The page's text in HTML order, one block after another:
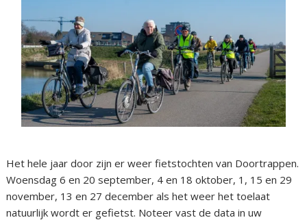
Het hele jaar door zijn er weer fietstochten van Doortrappen.
Woensdag 6 en 20 september, 4 en 18 oktober, 1, 15 en 29
november, 13 en 27 december als het weer het toelaat
natuurlijk wordt er gefietst. Noteer vast de data in uw